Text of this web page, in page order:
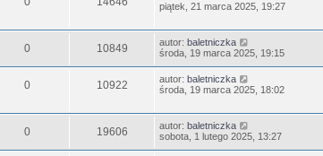
piątek, 21 marca 2025, 19:27
0 10849 autor: baletniczka
środa, 19 marca 2025, 19:15
0 10922 autor: baletniczka
środa, 19 marca 2025, 18:02
0 19606 autor: baletniczka
sobota, 1 lutego 2025, 13:27